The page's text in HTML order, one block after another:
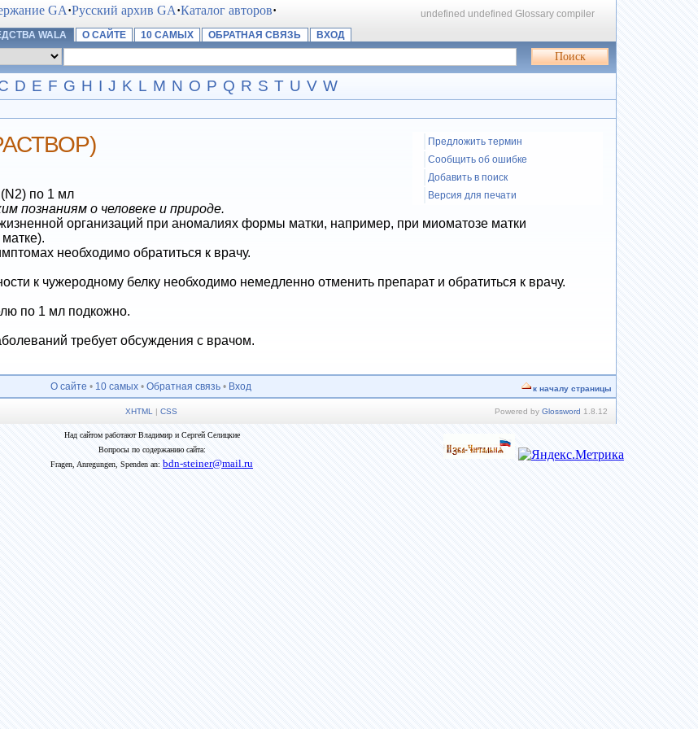
GA·Русский архив GA·Каталог авторов· undefined undefined Glossary compiler
WALA О САЙТЕ 10 САМЫХ ОБРАТНАЯ СВЯЗЬ ВХОД
D E F G H I J K L M N O P Q R S T U V W
Предложить термин
Сообщить об ошибке
Добавить в поиск
Версия для печати
по 1 мл
познаниям о человеке и природе.
организаций при аномалиях формы матки, например, при миоматозе матки
необходимо обратиться к врачу.
к чужеродному белку необходимо немедленно отменить препарат и обратиться к врачу.
по 1 мл подкожно.
требует обсуждения с врачом.
О сайте • 10 самых •Обратная связь • Вход к началу страницы
XHTML | CSS Powered by Glossword 1.8.12
Над сайтом работают Владимир и Сергей Селицкие
Вопросы по содержанию сайта:
Fragen, Anregungen, Spenden an:bdn-steiner@mail.ru